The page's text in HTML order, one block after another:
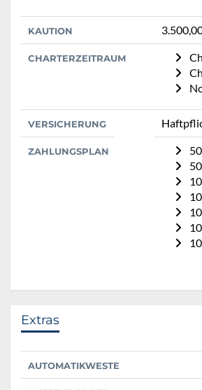
KAUTION
CHARTERZEITRAUM
VERSICHERUNG
ZAHLUNGSPLAN
Extras
AUTOMATIKWESTE